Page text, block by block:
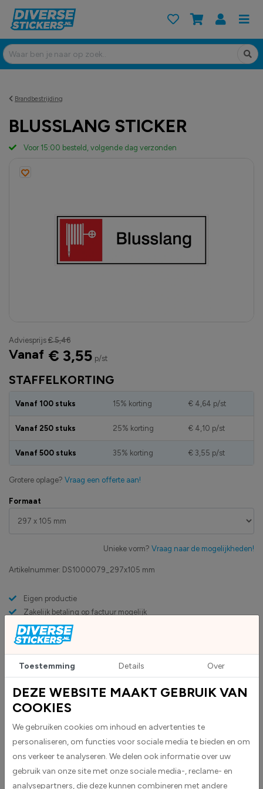
Brandbestrijding
BLUSSLANG STICKER
Artikelnummer: DS1000079_297x105 mm
Eigen productie
Zakelijk betaling op factuur mogelijk
Levensduur 5 jaar
Uv-bestendig & weersbestendigheid
High-tack folie met maximale grip
Formaat
Unieke vorm? Vraag naar de mogelijkheden!
STAFFELKORTING
Vanaf 100 stuks 15% korting € 4,64 p/st
Vanaf 250 stuks 25% korting € 4,10 p/st
Vanaf 500 stuks 35% korting € 3,55 p/st
Grotere oplage? Vraag een offerte aan!
Adviesprijs € 5,46
Vanaf € 3,55 p/st
Voor 15:00 besteld, volgende dag verzonden
Custom sticker maken? Upload eigen bestand
BESCHRIJVING
Toestemming Details Over
DEZE WEBSITE MAAKT GEBRUIK VAN
COOKIES
We gebruiken cookies om inhoud en advertenties te
personaliseren, om functies voor sociale media te bieden en om
ons verkeer te analyseren. We delen ook informatie over uw
gebruik van onze site met onze sociale media-, reclame- en
analysepartners, die deze kunnen combineren met andere